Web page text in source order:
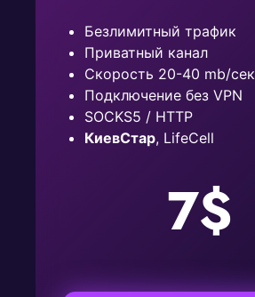
Безлимитный трафик
Приватный канал
Скорость 20-40 mb/сек
Подключение без VPN
SOCKS5 / HTTP
КиевСтар, LifeCell
7$